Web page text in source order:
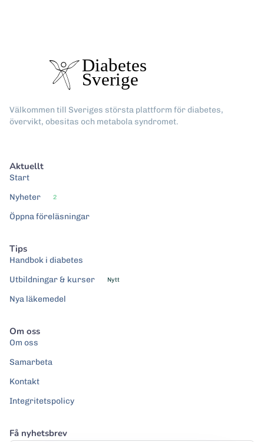
Välkommen till Sveriges största plattform för diabetes,
övervikt, obesitas och metabola syndromet.
Aktuellt
Start
Nyheter
2
Öppna föreläsningar
Tips
Handbok i diabetes
Utbildningar & kurser
Nytt
Nya läkemedel
Om oss
Om oss
Samarbeta
Kontakt
Integritetspolicy
Få nyhetsbrev